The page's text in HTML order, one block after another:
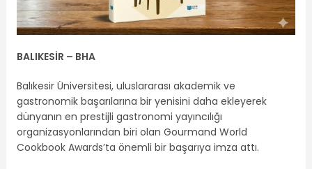
BALIKESİR – BHA
Balıkesir Üniversitesi, uluslararası akademik ve
gastronomik başarılarına bir yenisini daha ekleyerek
dünyanın en prestijli gastronomi yayıncılığı
organizasyonlarından biri olan Gourmand World
Cookbook Awards’ta önemli bir başarıya imza attı.